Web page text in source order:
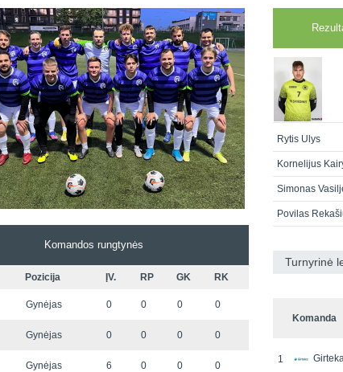
Komandos rungtynės
Pozicija ĮV. RP GK RK
Gynėjas 0 0 0 0
Gynėjas 0 0 0 0
Gynėjas 6 0 0 0
Rytis Ulys
Kornelijus
Simonas
Povilas
Turnyrinė
Komanda
1